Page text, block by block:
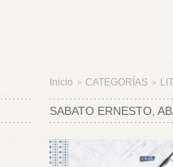
Inicio > CATEGORÍAS >
SABATO ERNESTO,